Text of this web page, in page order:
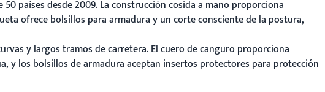
países desde 2009. La construcción cosida a mano proporciona
ofrece bolsillos para armadura y un corte consciente de la postura,
y largos tramos de carretera. El cuero de canguro proporciona
y los bolsillos de armadura aceptan insertos protectores para protección